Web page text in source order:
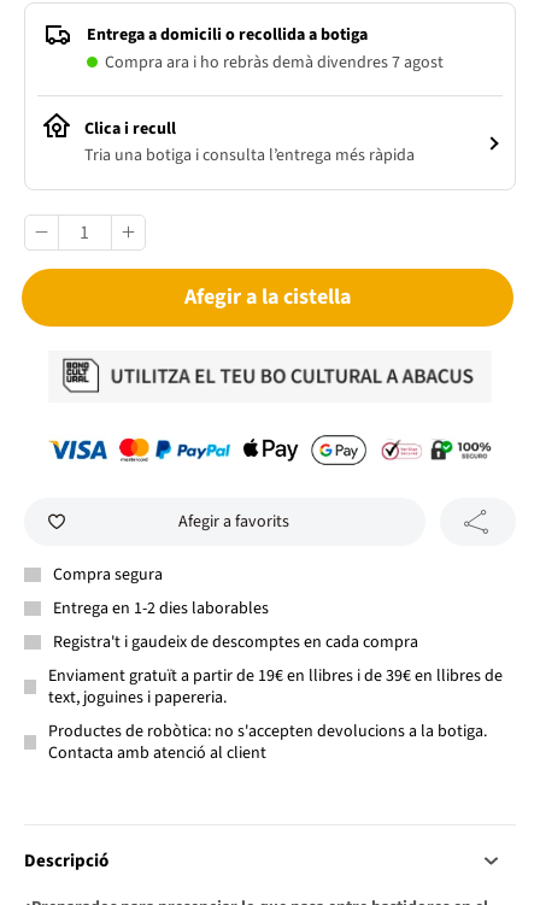
Entrega a domicili o recollida a botiga
Compra ara i ho rebràs demà divendres 7 agost
Clica i recull
Tria una botiga i consulta l’entrega més ràpida
Afegir a la cistella
Afegir a favorits
Compra segura
Entrega en 1-2 dies laborables
Registra't i gaudeix de descomptes en cada compra
Enviament gratuït a partir de 19€ en llibres i de 39€ en llibres de
text, joguines i papereria.
Productes de robòtica: no s'accepten devolucions a la botiga.
Contacta amb atenció al client
Descripció